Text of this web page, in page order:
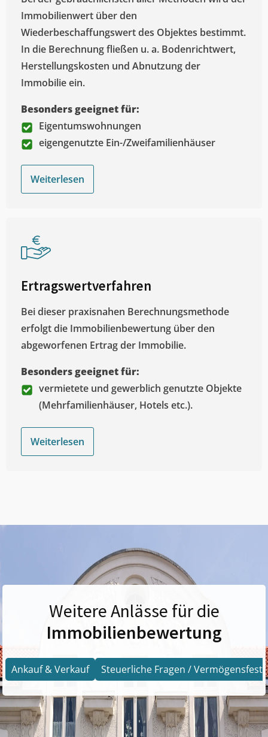
Immobilienwert über den
Wiederbeschaffungswert des Objektes bestimmt.
In die Berechnung fließen u. a. Bodenrichtwert,
Herstellungskosten und Abnutzung der
Immobilie ein.
Besonders geeignet für:
Eigentumswohnungen
eigengenutzte Ein-/Zweifamilienhäuser
Weiterlesen
Ertragswertverfahren
Bei dieser praxisnahen Berechnungsmethode
erfolgt die Immobilienbewertung über den
abgeworfenen Ertrag der Immobilie.
Besonders geeignet für:
vermietete und gewerblich genutzte Objekte
(Mehrfamilienhäuser, Hotels etc.).
Weiterlesen
Weitere Anlässe für die
Immobilienbewertung
Ankauf & Verkauf Steuerliche Fragen /